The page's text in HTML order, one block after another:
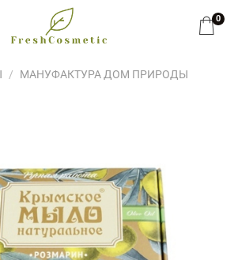
0
МАНУФАКТУРА ДОМ ПРИРОДЫ